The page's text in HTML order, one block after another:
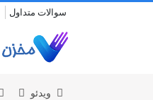
سوالات متداول
ویدئو